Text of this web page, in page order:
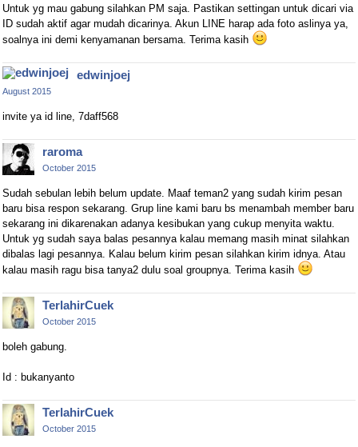
Untuk yg mau gabung silahkan PM saja. Pastikan settingan untuk dicari via
ID sudah aktif agar mudah dicarinya. Akun LINE harap ada foto aslinya ya,
soalnya ini demi kenyamanan bersama. Terima kasih
edwinjoej
August 2015
invite ya id line, 7daff568
raroma
October 2015
Sudah sebulan lebih belum update. Maaf teman2 yang sudah kirim pesan
baru bisa respon sekarang. Grup line kami baru bs menambah member baru
sekarang ini dikarenakan adanya kesibukan yang cukup menyita waktu.
Untuk yg sudah saya balas pesannya kalau memang masih minat silahkan
dibalas lagi pesannya. Kalau belum kirim pesan silahkan kirim idnya. Atau
kalau masih ragu bisa tanya2 dulu soal groupnya. Terima kasih
TerlahirCuek
October 2015
boleh gabung.
Id : bukanyanto
TerlahirCuek
October 2015